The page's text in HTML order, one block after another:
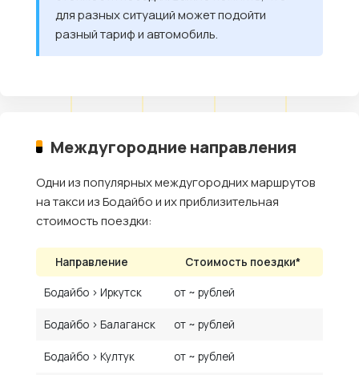
для разных ситуаций может подойти
разный тариф и автомобиль.
Междугородние направления
Одни из популярных междугородних маршрутов
на такси из Бодайбо и их приблизительная
стоимость поездки:
Направление Стоимость поездки*
Бодайбо › Иркутск от ~ рублей
Бодайбо › Балаганск от ~ рублей
Бодайбо › Култук от ~ рублей